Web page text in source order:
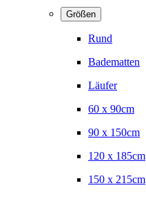
Größen
Rund
Badematten
Läufer
60 x 90cm
90 x 150cm
120 x 185cm
150 x 215cm